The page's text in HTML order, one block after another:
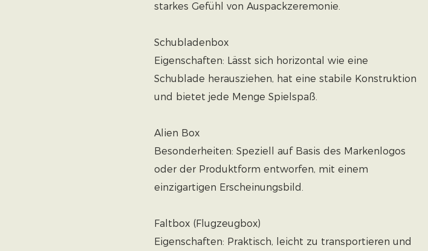
starkes Gefühl von Auspackzeremonie.
Schubladenbox
Eigenschaften: Lässt sich horizontal wie eine
Schublade herausziehen, hat eine stabile Konstruktion
und bietet jede Menge Spielspaß.
Alien Box
Besonderheiten: Speziell auf Basis des Markenlogos
oder der Produktform entworfen, mit einem
einzigartigen Erscheinungsbild.
Faltbox (Flugzeugbox)
Eigenschaften: Praktisch, leicht zu transportieren und